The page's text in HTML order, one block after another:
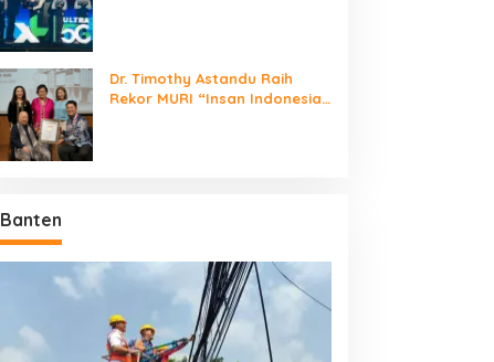
Dr. Timothy Astandu Raih
Rekor MURI “Insan Indonesia
Banten